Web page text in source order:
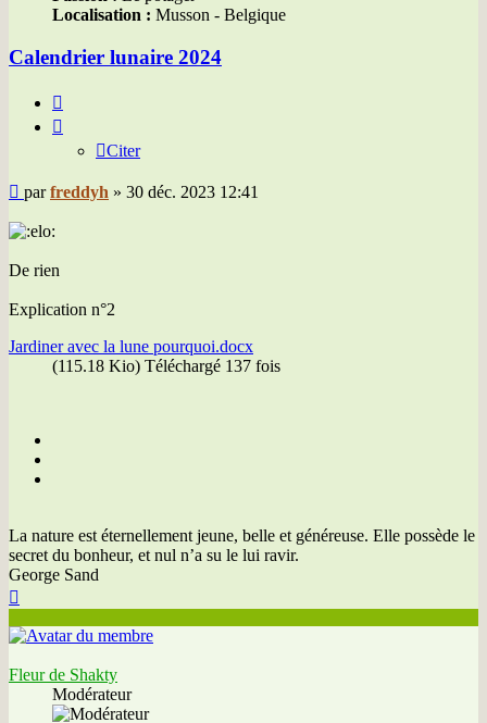
Localisation : Musson - Belgique
Calendrier lunaire 2024
Citer
Message
parfreddyh » 30 déc. 2023 12:41
De rien
Explication n°2
Jardiner avec la lune pourquoi.docx
(115.18 Kio) Téléchargé 137 fois
La nature est éternellement jeune, belle et généreuse. Elle possède le
secret du bonheur, et nul n’a su le lui ravir.
George Sand
Fleur de Shakty
Modérateur